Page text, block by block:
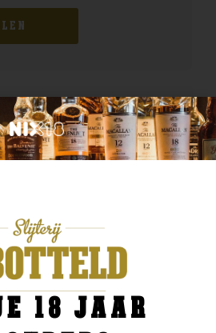
18 JAAR